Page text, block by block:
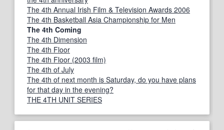
The 4th Annual Irish Film & Television Awards 2006
The 4th Basketball Asia Championship for Men
The 4th Coming
The 4th Dimension
The 4th Floor
The 4th Floor (2003 film)
The 4th of July
The 4th of next month is Saturday, do you have plans
for that day in the evening?
THE 4TH UNIT SERIES